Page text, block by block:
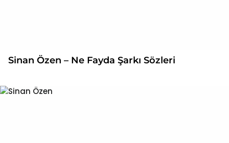
Sinan Özen – Ne Fayda Şarkı Sözleri